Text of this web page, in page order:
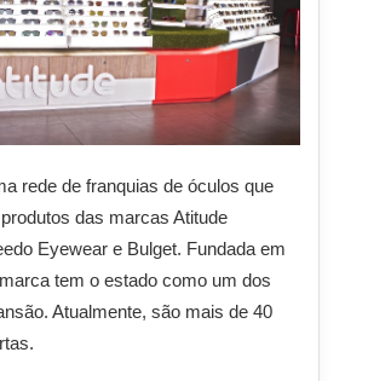
rede de franquias de óculos que
das marcas Atitude
Eyewear e Bulget. Fundada em
tem o estado como um dos
Atualmente, são mais de 40